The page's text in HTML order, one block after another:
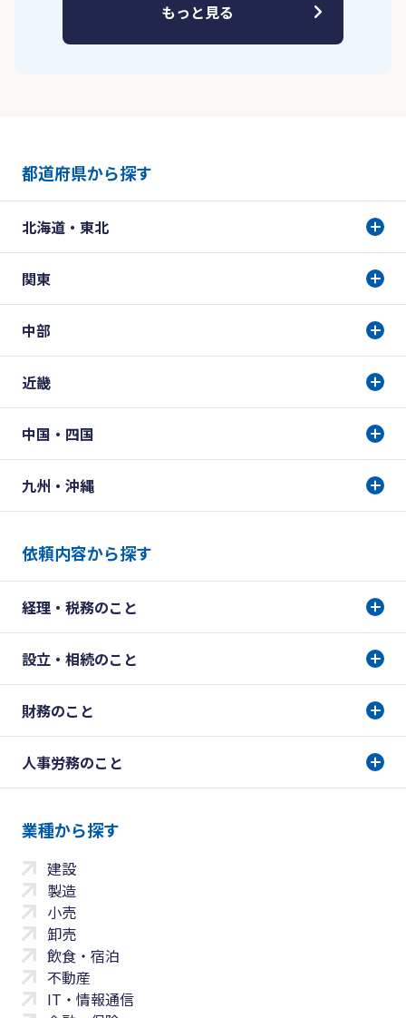
もっと見る
都道府県から探す
北海道・東北
関東
中部
近畿
中国・四国
九州・沖縄
依頼内容から探す
経理・税務のこと
設立・相続のこと
財務のこと
人事労務のこと
業種から探す
建設
製造
小売
卸売
飲食・宿泊
不動産
IT・情報通信